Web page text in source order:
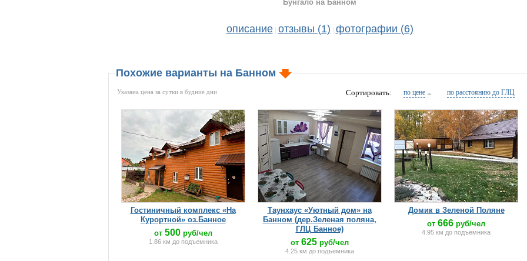
Бунгало на Банном
описание отзывы (1) фотографии (6)
Похожие варианты на Банном
по расстоянию до ГЛЦ
по цене
Сортировать:
Указана цена за сутки в будние дни
Гостиничный комплекс «На
Курортной» оз.Банное
от 500руб/чел
1.86 км до подъемника
Таунхаус «Уютный дом» на
Банном (дер.Зеленая поляна,
ГЛЦ Банное)
от 625руб/чел
4.25 км до подъемника
Домик в Зеленой Поляне
от 666 руб/чел
4.95 км до подъемника